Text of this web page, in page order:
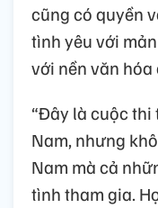
cũng có quyền
tình yêu với
với nền văn
“Đây là cuộc
Nam, nhưng
Nam mà cả
tình tham gia.